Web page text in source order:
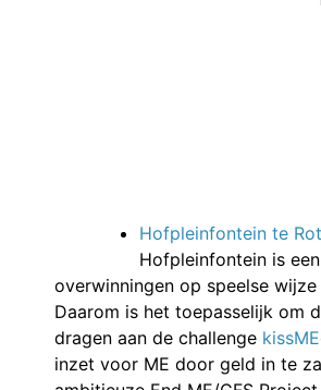
Hofpleinfontein te
Hofpleinfontein is
overwinningen op speelse
Daarom is het toepasselijk om
dragen aan de challenge
inzet voor ME door geld in te